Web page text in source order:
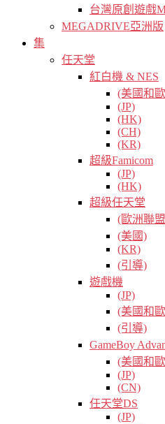
台灣原創遊戲
MEGADRIVE亞洲版
集
任天堂
紅白機 & NES
(美國和
(JP)
(HK)
(CH)
(KR)
超級Famicom
(JP)
(HK)
超級任天堂
(歐洲聯
(美國)
(KR)
(引導)
遊戲機
(JP)
(美國和
(引導)
GameBoy
(美國和
(JP)
(CN)
任天堂DS
(JP)